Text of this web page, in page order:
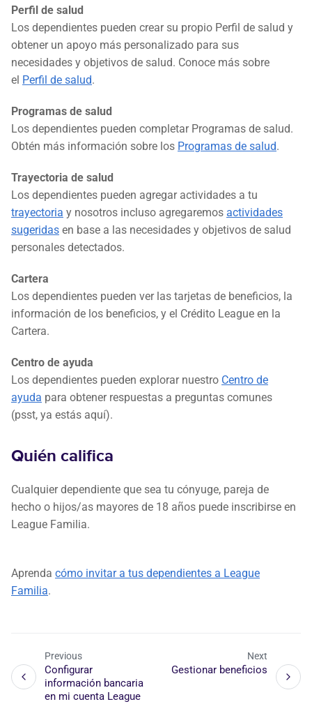
Perfil de salud
Los dependientes pueden crear su propio Perfil de salud y
obtener un apoyo más personalizado para sus
necesidades y objetivos de salud. Conoce más sobre
el Perfil de salud.
Programas de salud
Los dependientes pueden completar Programas de salud.
Obtén más información sobre los Programas de salud.
Trayectoria de salud
Los dependientes pueden agregar actividades a tu
trayectoria y nosotros incluso agregaremos actividades
sugeridas en base a las necesidades y objetivos de salud
personales detectados.
Cartera
Los dependientes pueden ver las tarjetas de beneficios, la
información de los beneficios, y el Crédito League en la
Cartera.
Centro de ayuda
Los dependientes pueden explorar nuestro Centro de
ayuda para obtener respuestas a preguntas comunes
(psst, ya estás aquí).
Quién califica
Cualquier dependiente que sea tu cónyuge, pareja de
hecho o hijos/as mayores de 18 años puede inscribirse en
League Familia.
Aprenda cómo invitar a tus dependientes a League
Familia.
Previous
Configurar
información bancaria
en mi cuenta League
Next
Gestionar beneficios